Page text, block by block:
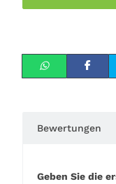
Bewertungen
Geben Sie die